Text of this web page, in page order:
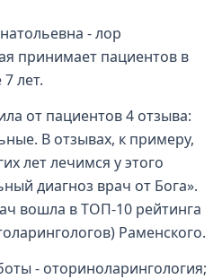
- лор
принимает пациентов в
лет.
от пациентов 4 отзыва:
В отзывах, к примеру,
лет лечимся у этого
диагноз врач от Бога».
вошла в ТОП-10 рейтинга
Раменского.
- оториноларингология;